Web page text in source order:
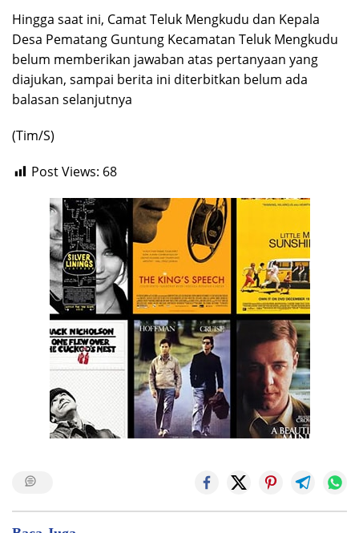
Hingga saat ini, Camat Teluk Mengkudu dan Kepala
Desa Pematang Guntung Kecamatan Teluk Mengkudu
belum memberikan jawaban atas pertanyaan yang
diajukan, sampai berita ini diterbitkan belum ada
balasan selanjutnya
(Tim/S)
Post Views: 68